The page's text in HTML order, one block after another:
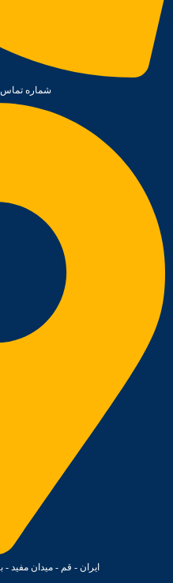
شماره تماس :
ایران - قم - میدان مفید